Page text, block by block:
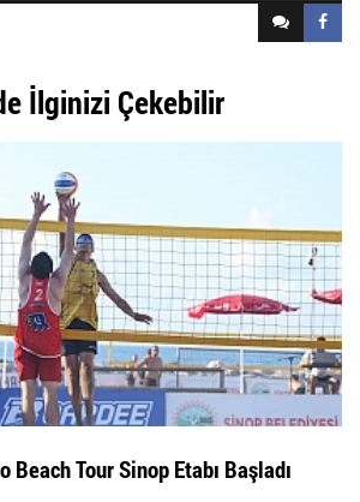
İlginizi Çekebilir
Beach Tour Sinop Etabı Başladı